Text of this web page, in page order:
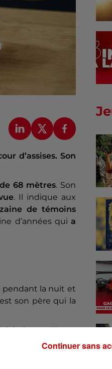
d’assises. Son
68 mètres. Son
. Il indique aux
de témoins
d’années qui a
pendant la nuit et
son père qui la
écrivant :"Papa
fille
Continuer sans